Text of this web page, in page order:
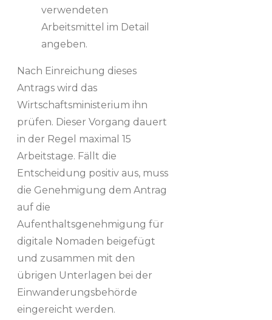
verwendeten
Arbeitsmittel im Detail
angeben.
Nach Einreichung dieses
Antrags wird das
Wirtschaftsministerium ihn
prüfen. Dieser Vorgang dauert
in der Regel maximal 15
Arbeitstage. Fällt die
Entscheidung positiv aus, muss
die Genehmigung dem Antrag
auf die
Aufenthaltsgenehmigung für
digitale Nomaden beigefügt
und zusammen mit den
übrigen Unterlagen bei der
Einwanderungsbehörde
eingereicht werden.